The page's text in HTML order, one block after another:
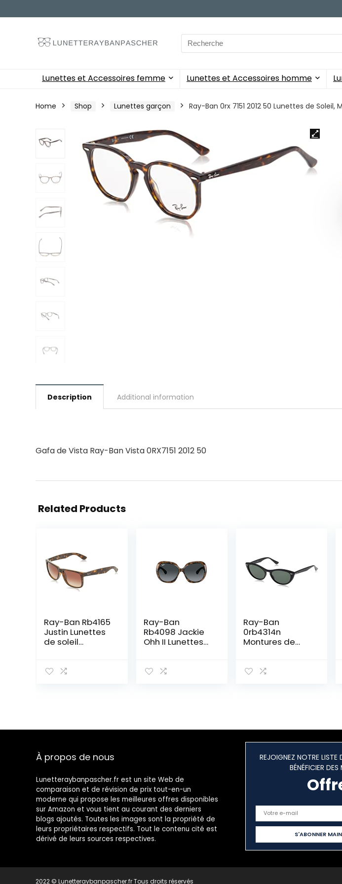
Search
for:
Lunettes et Accessoires femme Lunettes et Accessoires homme
Home Shop Lunettes garçon Ray-Ban 0rx 7151 2012 50 Lunettes de
Description Additional information
Gafa de Vista Ray-Ban Vista 0RX7151 2012 50
Related Products
Ray-Ban Rb4165
Justin Lunettes
de soleil
Ray-Ban
Rb4098 Jackie
Ohh II Lunettes
Mixte Adulte
Ray-Ban
0rb4314n
Montures de
Femme
À propos de nous
Lunetteraybanpascher.fr est un site Web de
comparaison et de révision de prix tout-en-un
moderne qui propose les meilleures offres disponibles
sur Amazon et vous tient au courant des derniers
blogs ajoutés. Toutes les images sont la propriété de
leurs propriétaires respectifs. Tout le contenu cité est
dérivé de leurs sources respectives.
REJOIGNEZ NOTRE LISTE
BÉNÉFICIER DES
2022 © Lunetteraybanpascher.fr Tous droits réservés